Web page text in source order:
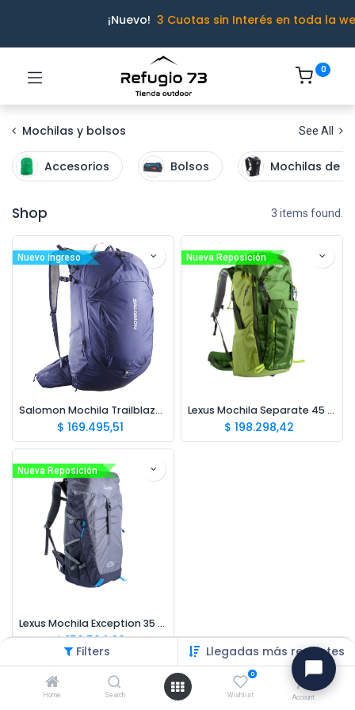
Filters Llegadas más recientes
Home Search
0
Wishlist Account
¡Nuevo! 3 Cuotas sin Interés en toda la
0
Mochilas y bolsos See All
Accesorios Bolsos Mochilas de
Shop 3 items found.
Nuevo ingreso
Salomon Mochila Trailblazer 30L Azul
$ 169.495,51
Nueva Reposición
Lexus Mochila Separate 45 Lts
$ 198.298,42
Nueva Reposición
Lexus Mochila Exception 35 Lts
$156.504,86
Ivo · Refugio 73
● En línea